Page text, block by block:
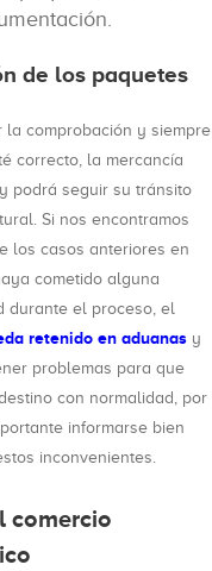
de los paquetes
la comprobación y siempre
correcto, la mercancía
podrá seguir su tránsito
Si nos encontramos
los casos anteriores en
cometido alguna
durante el proceso, el
retenido en aduanas y
problemas para que
con normalidad, por
informarse bien
inconvenientes.
comercio